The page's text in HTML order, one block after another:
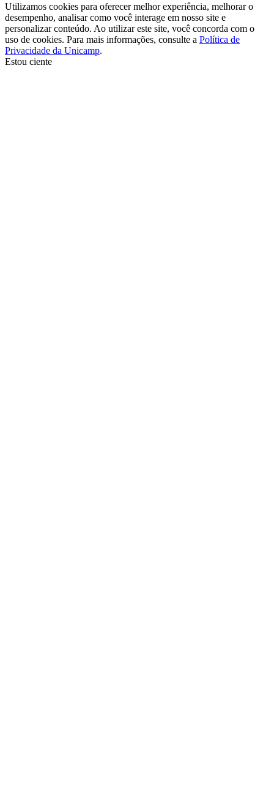
Utilizamos cookies para oferecer melhor experiência, melhorar o
desempenho, analisar como você interage em nosso site e
personalizar conteúdo. Ao utilizar este site, você concorda com o
uso de cookies. Para mais informações, consulte a Política de
Privacidade da Unicamp.
Estou ciente